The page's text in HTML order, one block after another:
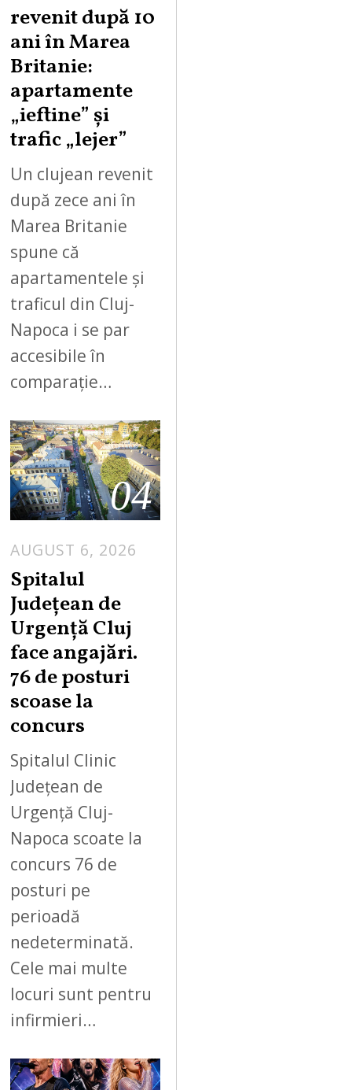
revenit după 10
ani în Marea
Britanie:
apartamente
„ieftine” și
trafic „lejer”
Un clujean revenit
după zece ani în
Marea Britanie
spune că
apartamentele și
traficul din Cluj-
Napoca i se par
accesibile în
comparație…
04
AUGUST 6, 2026
Spitalul
Județean de
Urgență Cluj
face angajări.
76 de posturi
scoase la
concurs
Spitalul Clinic
Județean de
Urgență Cluj-
Napoca scoate la
concurs 76 de
posturi pe
perioadă
nedeterminată.
Cele mai multe
locuri sunt pentru
infirmieri…